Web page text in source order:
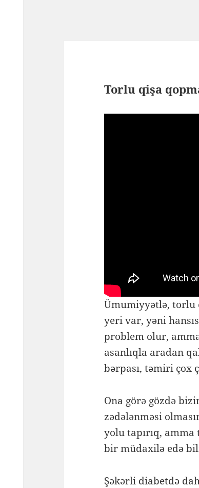
Torlu qişa
Ümumiyyətlə, torlu
yeri var, yəni
problem olur,
asanlıqla aradan
bərpası, təmiri çox
Ona görə gözdə
zədələnməsi
yolu tapırıq,
bir müdaxilə edə
Şəkərli diabetdə